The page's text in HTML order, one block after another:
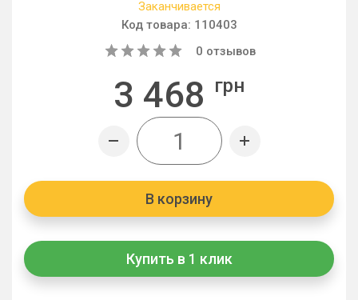
Заканчивается
Код товара: 110403
0 отзывов
3 468 грн
В корзину
Купить в 1 клик